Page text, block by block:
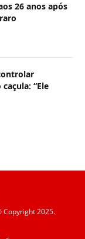
26 anos após
“Ele
Copyright 2025.